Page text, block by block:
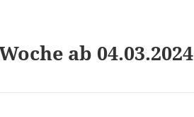
ab 04.03.2024